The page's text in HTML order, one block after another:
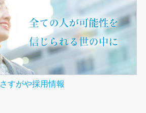
さすがや採用情報